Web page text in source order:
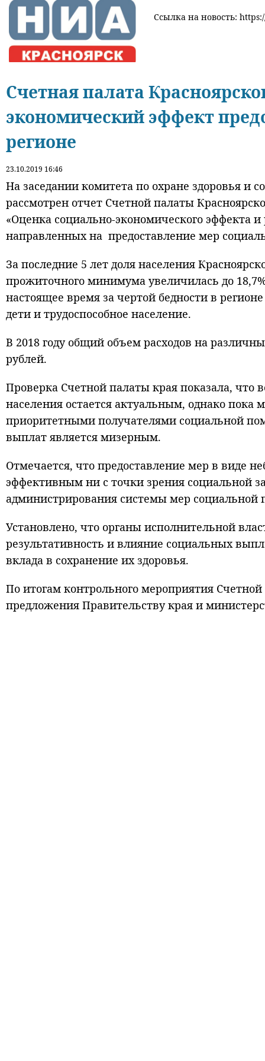
Ссылка на новость:
Счетная палата
экономический эффект
регионе
23.10.2019 16:46
На заседании комитета по охране здоровья и
рассмотрен отчет Счетной палаты
«Оценка социально-экономического эффекта
направленных на предоставление мер
За последние 5 лет доля населения
прожиточного минимума увеличилась до
настоящее время за чертой бедности в
дети и трудоспособное население.
В 2018 году общий объем расходов на
рублей.
Проверка Счетной палаты края показала, что
населения остается актуальным, однако
приоритетными получателями социальной
выплат является мизерным.
Отмечается, что предоставление мер в виде
эффективным ни с точки зрения социальной
администрирования системы мер социальной
Установлено, что органы исполнительной
результативность и влияние социальных
вклада в сохранение их здоровья.
По итогам контрольного мероприятия
предложения Правительству края и